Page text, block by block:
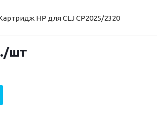
HP для CLJ CP2025/2320
/шт